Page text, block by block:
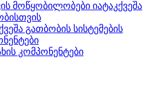
მოწყობილობები იატაკქვეშა
გათბობის სისტემების
კომპონენტები